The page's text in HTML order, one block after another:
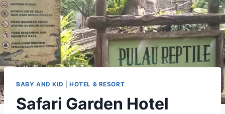
BABY AND KID HOTEL & RESORT
Safari Garden Hotel